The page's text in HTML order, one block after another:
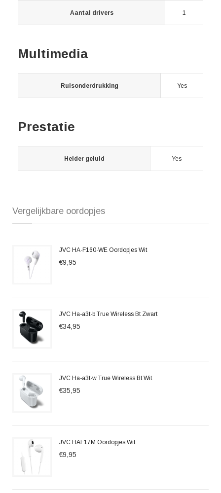
Aantal drivers 1
Multimedia
Ruisonderdrukking Yes
Prestatie
Helder geluid Yes
Vergelijkbare oordopjes
JVC HA-F160-WE Oordopjes Wit
€9,95
JVC Ha-a3t-b True Wireless Bt Zwart
€34,95
JVC Ha-a3t-w True Wireless Bt Wit
€35,95
JVC HAF17M Oordopjes Wit
€9,95